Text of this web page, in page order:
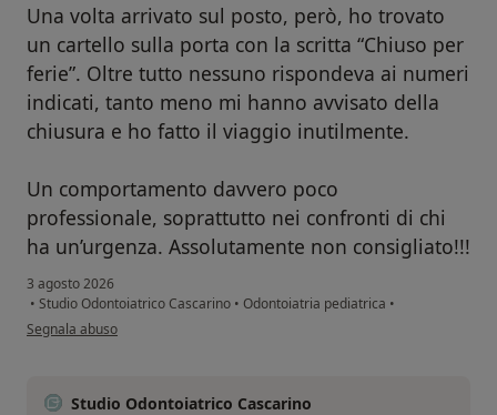
Una volta arrivato sul posto, però, ho trovato
un cartello sulla porta con la scritta “Chiuso per
ferie”. Oltre tutto nessuno rispondeva ai numeri
indicati, tanto meno mi hanno avvisato della
chiusura e ho fatto il viaggio inutilmente.
Un comportamento davvero poco
professionale, soprattutto nei confronti di chi
ha un’urgenza. Assolutamente non consigliato!!!
3 agosto 2026
• Studio Odontoiatrico Cascarino • Odontoiatria pediatrica •
secondo l'opinione dell'utente Francesco
Segnala abuso
Studio Odontoiatrico Cascarino